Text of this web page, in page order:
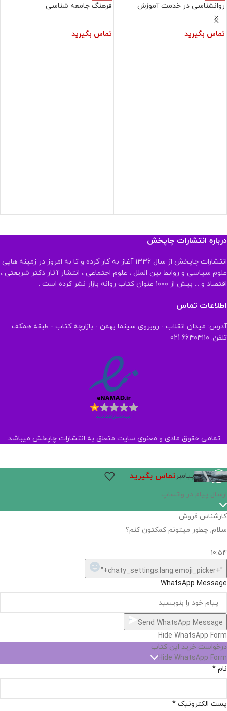
روانشناسی در خدمت آموزش
تماس بگیرید
فرهنگ جامعه شناسی
تماس بگیرید
درباره انتشارات چاپخش
انتشارات چاپخش از سال ۱۳۳۶ آغاز به کار کرده و تا به امروز در زمینه هایی
علوم سیاسی و روابط بین الملل ، علوم اجتماعی ، انتشار آثار دکتر شریعتی ،
اقتصاد و ... بیش از ۱۰۰۰ عنوان کتاب روانه بازار نشر کرده است .
اطلاعات تماس
آدرس: میدان انقلاب - روبروی سینما بهمن - بازارچه کتاب - طبقه همکف
تلفن: ۶۶۴۰۴۱۱۰ 021
تمامی حقوق مادی و معنوی سایت متعلق به انتشارات چاپخش میباشد.
پیامبرتماس بگیرید
ارسال پیام در واتساپ
کارشناس فروش
سلام, چطور میتونم کمکتون کنم؟
10:54
"+chaty_settings.lang.emoji_picker+"
WhatsApp Message
Send WhatsApp Message
Hide WhatsApp Form
درخواست خرید این کتاب
Hide WhatsApp Form
نام *
پست الکترونیک *